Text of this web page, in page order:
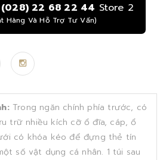
(028) 22 68 22 44 Store 2
Hàng Và Hỗ Trợ Tư Vấn)
Trong ngăn chính phía trước, có
trữ nhiều kích cỡ ổ đĩa, cáp, ổ
có khóa kéo để đựng thẻ tín
số vật dụng cá nhân. 1 túi sau